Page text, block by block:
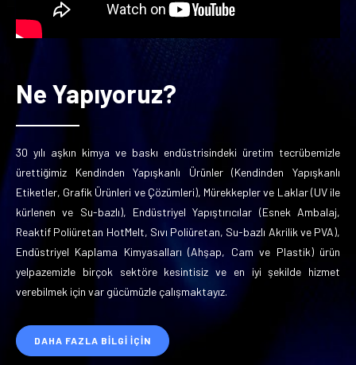
Ne Yapıyoruz?
30 yılı aşkın kimya ve baskı endüstrisindeki üretim tecrübemizle
ürettiğimiz Kendinden Yapışkanlı Ürünler (Kendinden Yapışkanlı
Etiketler, Grafik Ürünleri ve Çözümleri), Mürekkepler ve Laklar (UV ile
kürlenen ve Su-bazlı), Endüstriyel Yapıştırıcılar (Esnek Ambalaj,
Reaktif Poliüretan HotMelt, Sıvı Poliüretan, Su-bazlı Akrilik ve PVA),
Endüstriyel Kaplama Kimyasalları (Ahşap, Cam ve Plastik) ürün
yelpazemizle birçok sektöre kesintisiz ve en iyi şekilde hizmet
verebilmek için var gücümüzle çalışmaktayız.
DAHA FAZLA BILGI İÇIN